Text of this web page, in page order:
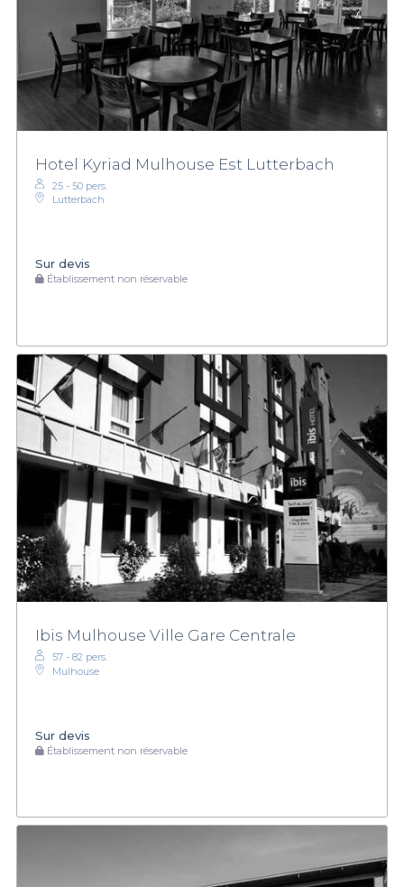
Hotel Kyriad Mulhouse Est Lutterbach
25 - 50 pers.
Lutterbach
Sur devis
Établissement non réservable
Ibis Mulhouse Ville Gare Centrale
57 - 82 pers.
Mulhouse
Sur devis
Établissement non réservable